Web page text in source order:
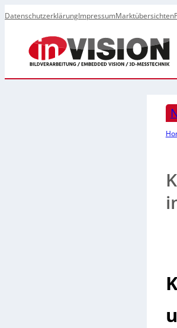
DatenschutzerklärungImpressumMarktübersichten